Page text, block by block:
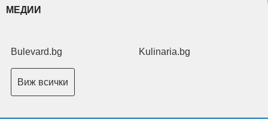
МЕДИИ
Bulevard.bg Kulinaria.bg
Виж всички